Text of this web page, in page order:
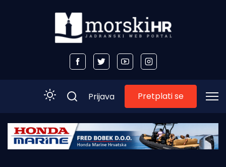
Početna
Prijava Pretplati se